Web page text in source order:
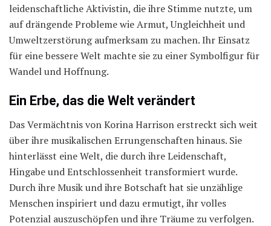
leidenschaftliche Aktivistin, die ihre Stimme nutzte, um
auf drängende Probleme wie Armut, Ungleichheit und
Umweltzerstörung aufmerksam zu machen. Ihr Einsatz
für eine bessere Welt machte sie zu einer Symbolfigur für
Wandel und Hoffnung.
Ein Erbe, das die Welt verändert
Das Vermächtnis von Korina Harrison erstreckt sich weit
über ihre musikalischen Errungenschaften hinaus. Sie
hinterlässt eine Welt, die durch ihre Leidenschaft,
Hingabe und Entschlossenheit transformiert wurde.
Durch ihre Musik und ihre Botschaft hat sie unzählige
Menschen inspiriert und dazu ermutigt, ihr volles
Potenzial auszuschöpfen und ihre Träume zu verfolgen.